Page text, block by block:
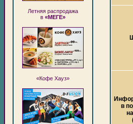
Летняя распродажа
в «МЕГЕ»
«Кофе Хауз»
в